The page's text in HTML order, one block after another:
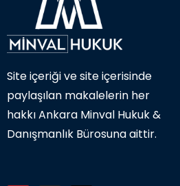
Site içeriği ve site içerisinde
paylaşılan makalelerin her
hakkı Ankara Minval Hukuk &
Danışmanlık Bürosuna aittir.